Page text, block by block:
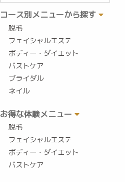
コース別メニューから探す
脱毛
フェイシャルエステ
ボディー・ダイエット
バストケア
ブライダル
ネイル
お得な体験メニュー
脱毛
フェイシャルエステ
ボディー・ダイエット
バストケア